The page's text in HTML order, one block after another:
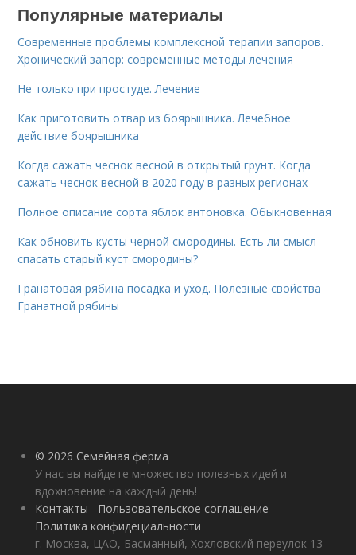
Популярные материалы
Современные проблемы комплексной терапии запоров.
Хронический запор: современные методы лечения
Не только при простуде. Лечение
Как приготовить отвар из боярышника. Лечебное
действие боярышника
Когда сажать чеснок весной в открытый грунт. Когда
сажать чеснок весной в 2020 году в разных регионах
Полное описание сорта яблок антоновка. Обыкновенная
Как обновить кусты черной смородины. Есть ли смысл
спасать старый куст смородины?
Гранатовая рябина посадка и уход. Полезные свойства
Гранатной рябины
© 2026 Семейная ферма
У нас вы найдете множество полезных идей и
вдохновение на каждый день!
Контакты
Пользовательское соглашение
Политика конфидециальности
г. Москва, ЦАО, Басманный, Хохловский переулок 13